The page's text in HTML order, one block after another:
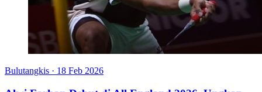
Bulutangkis · 18 Feb 2026